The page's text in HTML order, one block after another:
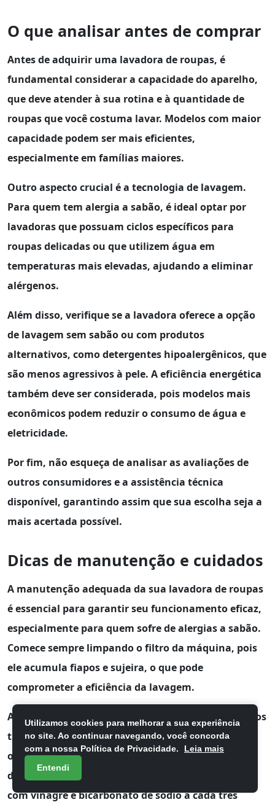
O que analisar antes de comprar
Antes de adquirir uma lavadora de roupas, é
fundamental considerar a capacidadedo aparelho,
que deve atender à sua rotina e à quantidade de
roupas que você costuma lavar. Modelos com maior
capacidade podem ser mais eficientes,
especialmente em famílias maiores.
Outro aspecto crucial é a tecnologia de lavagem.
Para quem tem alergia a sabão, é ideal optar por
lavadoras que possuam ciclos específicos para
roupas delicadas ou que utilizem água em
temperaturas mais elevadas, ajudando a eliminar
alérgenos.
Além disso, verifique se a lavadora oferece a opção
de lavagem sem sabãoou com produtos
alternativos, como detergentes hipoalergênicos, que
são menos agressivos à pele. A eficiência energética
também deve ser considerada, pois modelos mais
econômicos podem reduzir o consumo de água e
eletricidade.
Por fim, não esqueça de analisar asavaliaçõesde
outros consumidores e a assistência técnica
disponível, garantindo assim que sua escolha seja a
mais acertada possível.
Dicas de manutenção e cuidados
A manutenção adequada da sua lavadora de roupas
é essencial para garantir seu funcionamento eficaz,
especialmente para quem sofre dealergias a sabão.
Comece sempre limpando o filtro da máquina, pois
ele acumula fiapos e sujeira, o que pode
comprometer a eficiência da lavagem.
Além disso, é importante verificar periodicamente os
tubos de drenageme os conectores de água. A
obstrução pode causar vazamentos e afetar o
desempenho da máquina. Uma limpeza profunda
com vinagre e bicarbonato de sódio a cada três
Utilizamos cookies para melhorar a sua experiência
no site. Ao continuar navegando, você concorda
com a nossa Política de Privacidade.
Leia mais
Entendi